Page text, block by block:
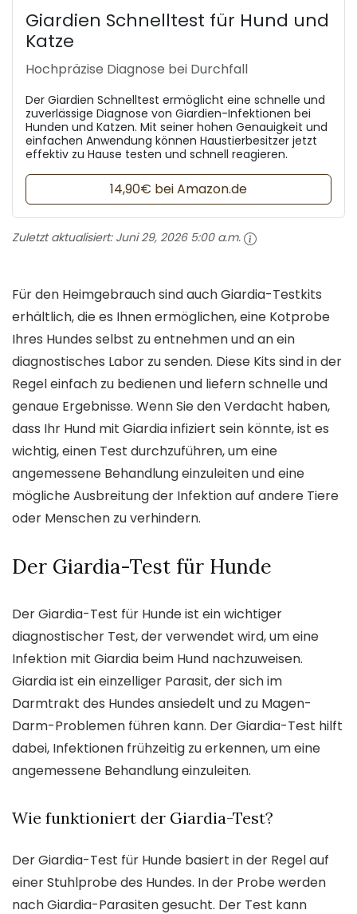
Giardien Schnelltest für Hund und
Katze
Hochpräzise Diagnose bei Durchfall
Der Giardien Schnelltest ermöglicht eine schnelle und
zuverlässige Diagnose von Giardien-Infektionen bei
Hunden und Katzen. Mit seiner hohen Genauigkeit und
einfachen Anwendung können Haustierbesitzer jetzt
effektiv zu Hause testen und schnell reagieren.
14,90€ bei Amazon.de
Zuletzt aktualisiert: Juni 29, 2026 5:00 a.m.
Für den Heimgebrauch sind auch Giardia-Testkits
erhältlich, die es Ihnen ermöglichen, eine Kotprobe
Ihres Hundes selbst zu entnehmen und an ein
diagnostisches Labor zu senden. Diese Kits sind in der
Regel einfach zu bedienen und liefern schnelle und
genaue Ergebnisse. Wenn Sie den Verdacht haben,
dass Ihr Hund mit Giardia infiziert sein könnte, ist es
wichtig, einen Test durchzuführen, um eine
angemessene Behandlung einzuleiten und eine
mögliche Ausbreitung der Infektion auf andere Tiere
oder Menschen zu verhindern.
Der Giardia-Test für Hunde
Der Giardia-Test für Hunde ist ein wichtiger
diagnostischer Test, der verwendet wird, um eine
Infektion mit Giardia beim Hund nachzuweisen.
Giardia ist ein einzelliger Parasit, der sich im
Darmtrakt des Hundes ansiedelt und zu Magen-
Darm-Problemen führen kann. Der Giardia-Test hilft
dabei, Infektionen frühzeitig zu erkennen, um eine
angemessene Behandlung einzuleiten.
Wie funktioniert der Giardia-Test?
Der Giardia-Test für Hunde basiert in der Regel auf
einer Stuhlprobe des Hundes. In der Probe werden
nach Giardia-Parasiten gesucht. Der Test kann